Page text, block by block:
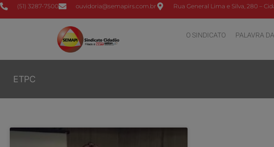
(51) 3287-7500 ouvidoria@semapirs.com.br Rua General Lima e Silva, 280 –
O SINDICATO PALAVRA
ETPC